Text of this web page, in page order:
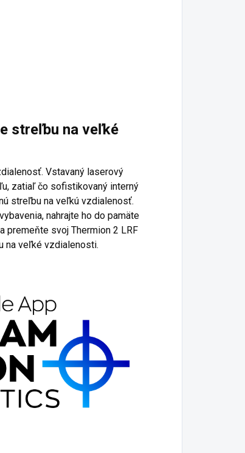
streľbu na veľké
Vstavaný laserový
zatiaľ čo sofistikovaný interný
streľbu na veľkú vzdialenosť.
nahrajte ho do pamäte
premeňte svoj Thermion 2 LRF
na veľké vzdialenosti.